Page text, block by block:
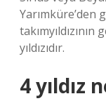
yıldızıdır.
4 yıldız